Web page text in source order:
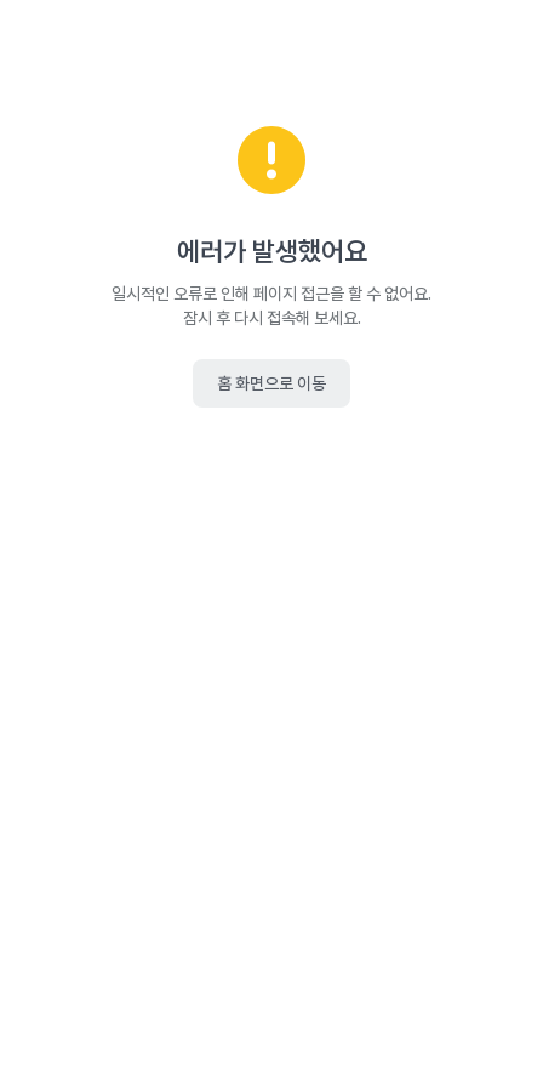
에러가 발생했어요
일시적인 오류로 인해 페이지 접근을 할 수 없어요.
잠시 후 다시 접속해 보세요.
홈 화면으로 이동